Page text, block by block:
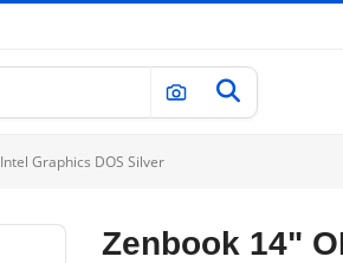
Graphics DOS Silver
Zenbook 14"